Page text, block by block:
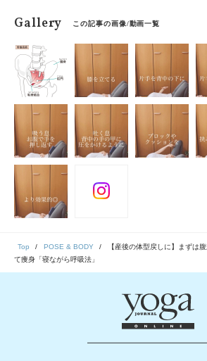
Gallery この記事の画像/動画一覧
Top POSE & BODY
【産後の体型戻しに】まずは
て痩身「寝ながら呼吸法」